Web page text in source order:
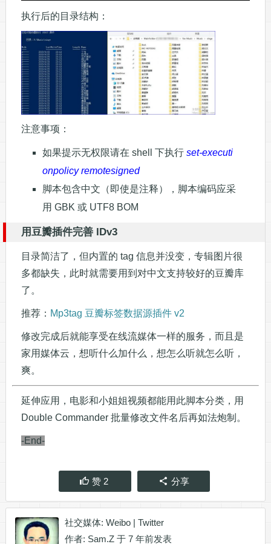
执行后的目录结构：
注意事项：
如果提示无权限请在 shell 下执行 set-executi
onpolicy remotesigned
脚本包含中文（即使是注释），脚本编码应采
用 GBK 或 UTF8 BOM
用豆瓣插件完善 IDv3
目录简洁了，但内置的 tag 信息并没变，专辑图片很
多都缺失，此时就需要用到对中文支持较好的豆瓣库
了。
推荐： Mp3tag 豆瓣标签数据源插件 v2
修改完成后就能享受在线流媒体一样的服务，而且是
家用媒体云，想听什么加什么，想怎么听就怎么听，
爽。
延伸应用，电影和小姐姐视频都能用此脚本分类，用
Double Commander 批量修改文件名后再如法炮制。
-End-
赞 2 分享
社交媒体: Weibo| Twitter
作者: Sam.Z于 7 年前发表